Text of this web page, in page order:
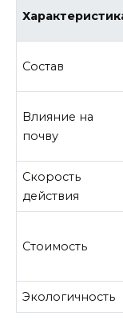
Состав
Влияние на
почву
Скорость
действия
Стоимость
Экологичность